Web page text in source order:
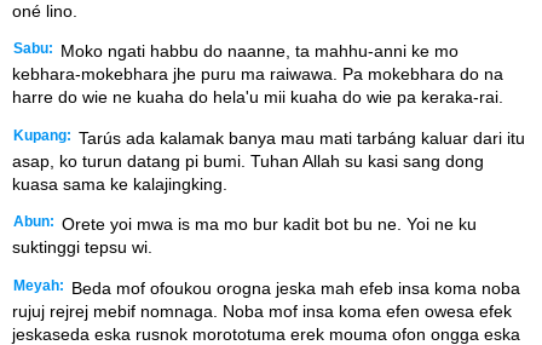
oné lino.
Sabu:
Moko ngati habbu do naanne, ta mahhu-anni ke mo
kebhara-mokebhara jhe puru ma raiwawa. Pa mokebhara do na
harre do wie ne kuaha do hela'u mii kuaha do wie pa keraka-rai.
Kupang: Tarús ada kalamak banya mau mati tarbáng kaluar dari itu
asap, ko turun datang pi bumi. Tuhan Allah su kasi sang dong
kuasa sama ke kalajingking.
Abun: Orete yoi mwa is ma mo bur kadit bot bu ne. Yoi ne ku
suktinggi tepsu wi.
Meyah:
Beda mof ofoukou orogna jeska mah efeb insa koma noba
rujuj rejrej mebif nomnaga. Noba mof insa koma efen owesa efek
jeskaseda eska rusnok morototuma erek mouma ofon ongga eska